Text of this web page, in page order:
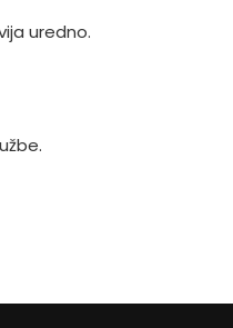
uredno.